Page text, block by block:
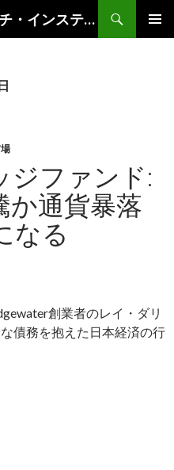
グローバルマクロ・リサーチ・インスティテュート
ジファンド:
か通貨暴落
なる
創業者のレイ・ダリ
債務を抱えた日本経済の行
ァンド: 日本は金利高騰か通